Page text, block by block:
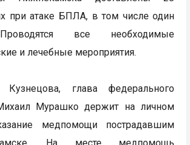
при атаке БПЛА, в том числе один
все необходимые
и лечебные мероприятия.
глава федерального
Мурашко держит на личном
медпомощи пострадавшим